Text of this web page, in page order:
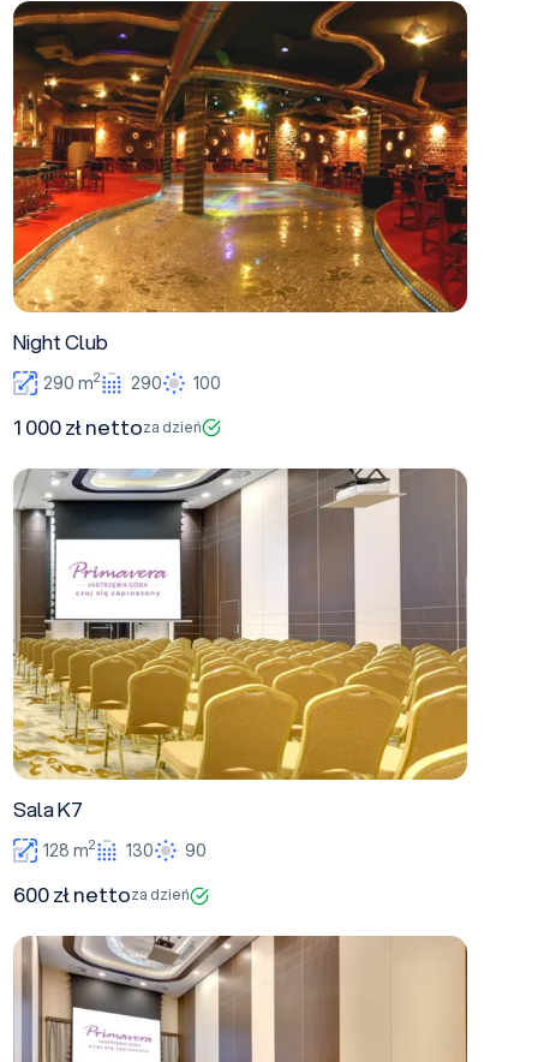
Night Club
Night Club
290 m2 290 100
1 000 zł nettoza dzień
Sala K7
Sala K7
128 m2 130 90
600 zł nettoza dzień
Sala K1